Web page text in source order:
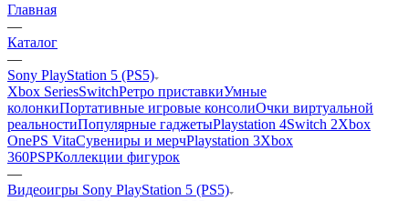
Главная
—
Каталог
—
Sony PlayStation 5 (PS5)
Xbox SeriesSwitchРетро приставкиУмные
колонкиПортативные игровые консолиОчки виртуальной
реальностиПопулярные гаджетыPlaystation 4Switch 2Xbox
OnePS VitaСувениры и мерчPlaystation 3Xbox
360PSPКоллекции фигурок
—
Видеоигры Sony PlayStation 5 (PS5)